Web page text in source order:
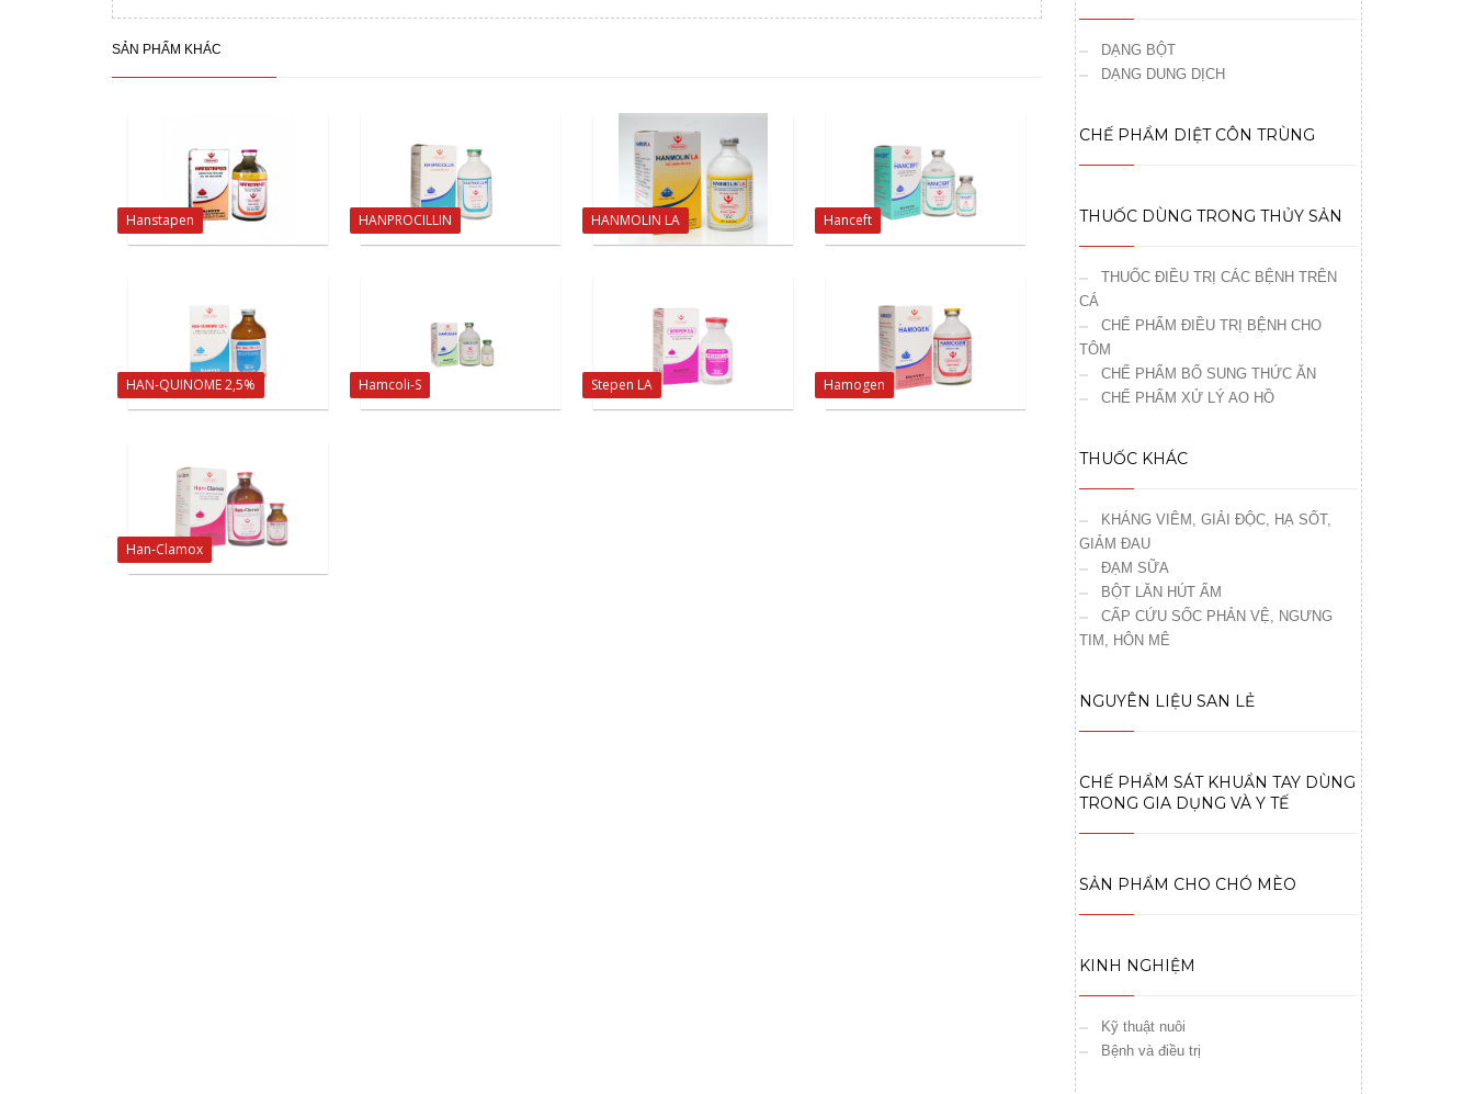
SẢN PHẨM KHÁC
Hanstapen HANPROCILLIN HANMOLIN LA Hanceft
HAN-QUINOME 2,5% Hamcoli-S Stepen LA Hamogen
Han-Clamox
DẠNG BỘT
DẠNG DUNG DỊCH
CHẾ PHẨM DIỆT CÔN TRÙNG
THUỐC DÙNG TRONG THỦY SẢN
THUỐC ĐIỀU TRỊ CÁC BỆNH TRÊN
CÁ
CHẾ PHẨM ĐIỀU TRỊ BỆNH CHO
TÔM
CHẾ PHẨM BỔ SUNG THỨC ĂN
CHẾ PHẨM XỬ LÝ AO HỒ
THUỐC KHÁC
KHÁNG VIÊM, GIẢI ĐỘC, HẠ SỐT,
GIẢM ĐAU
ĐẠM SỮA
BỘT LĂN HÚT ẨM
CẤP CỨU SỐC PHẢN VỆ, NGƯNG
TIM, HÔN MÊ
NGUYÊN LIỆU SAN LẺ
CHẾ PHẨM SÁT KHUẨN TAY DÙNG
TRONG GIA DỤNG VÀ Y TẾ
SẢN PHẨM CHO CHÓ MÈO
KINH NGHIỆM
Kỹ thuật nuôi
Bệnh và điều trị